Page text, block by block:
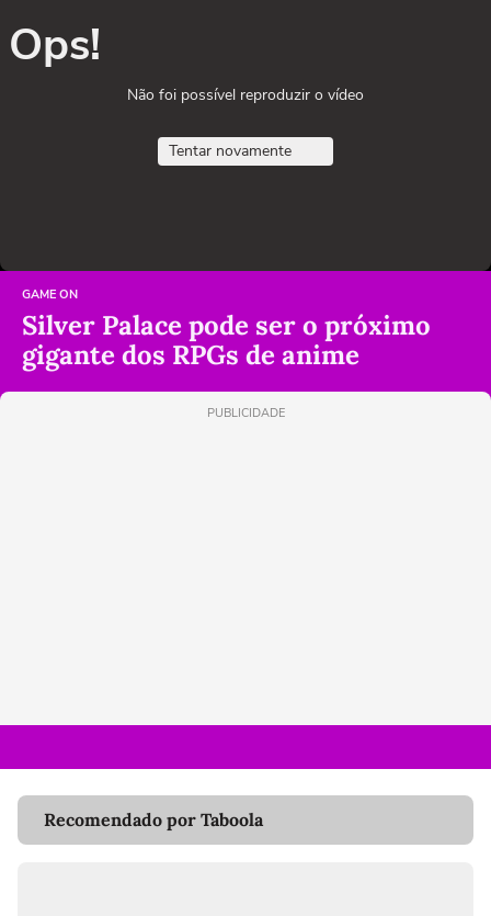
Ops!
Não foi possível reproduzir o vídeo
Tentar novamente
GAME ON
Silver Palace pode ser o próximo
gigante dos RPGs de anime
PUBLICIDADE
Recomendado por Taboola